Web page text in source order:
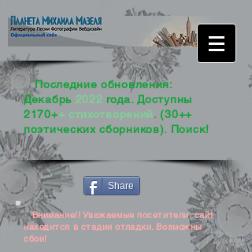
Последние обновления:
Декабрь2022 года. Доступны
2170++ стихотворений. (30++
поэтических сборников). Поиск!
Share
Внимание!! Уважаемые посетители, сайт
находится в стадии отладки. Возможны
сбои!